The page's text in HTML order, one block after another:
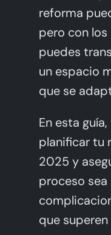
reforma
pero con
puedes
un espacio
que se
En esta
planificar tu
2025 y
proceso
que